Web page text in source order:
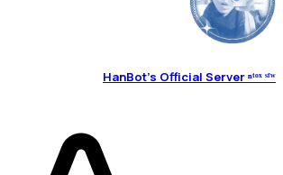
HanBot's Official Server ⁿᵗᵒˣ ˢᶠʷ